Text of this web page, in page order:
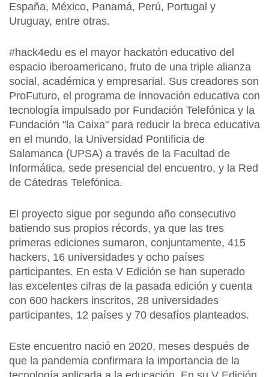
España, México, Panamá, Perú, Portugal y
Uruguay, entre otras.
#hack4edu es el mayor hackatón educativo del
espacio iberoamericano, fruto de una triple alianza
social, académica y empresarial. Sus creadores son
ProFuturo, el programa de innovación educativa con
tecnología impulsado por Fundación Telefónica y la
Fundación "la Caixa" para reducir la breca educativa
en el mundo, la Universidad Pontificia de
Salamanca (UPSA) a través de la Facultad de
Informática, sede presencial del encuentro, y la Red
de Cátedras Telefónica.
El proyecto sigue por segundo año consecutivo
batiendo sus propios récords, ya que las tres
primeras ediciones sumaron, conjuntamente, 415
hackers, 16 universidades y ocho países
participantes. En esta V Edición se han superado
las excelentes cifras de la pasada edición y cuenta
con 600 hackers inscritos, 28 universidades
participantes, 12 países y 70 desafíos planteados.
Este encuentro nació en 2020, meses después de
que la pandemia confirmara la importancia de la